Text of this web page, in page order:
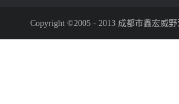
Copyright ©2005 - 2013 成都市鑫宏威